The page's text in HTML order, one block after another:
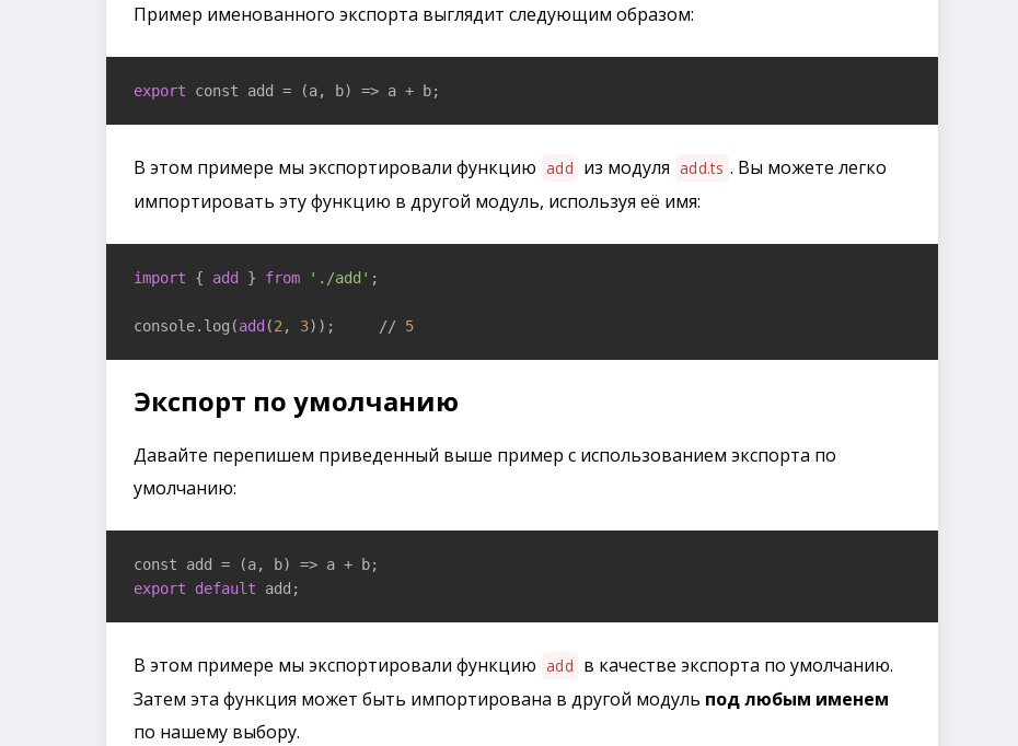
Пример именованного экспорта выглядит следующим образом:
export const add = (a, b) => a + b;
В этом примере мы экспортировали функцию add из модуля add.ts . Вы можете легко
импортировать эту функцию в другой модуль, используя её имя:
import { add } from './add' ;
console.log(add (2 , 3));     // 5
Экспорт по умолчанию
Давайте перепишем приведенный выше пример с использованием экспорта по
умолчанию:
const add = (a, b) =>
export
default add;
В этом примере мы экспортировали функцию add в качестве экспорта по умолчанию.
Затем эта функция может быть импортирована в другой модуль под любым именем
по нашему выбору.